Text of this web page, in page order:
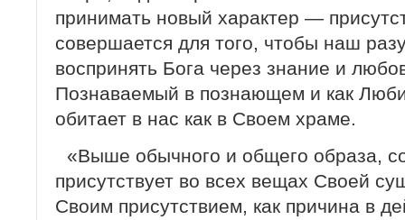
принимать новый характер —
совершается для того, чтобы наш
воспринять Бога через знание и
Познаваемый в познающем и как
обитает в нас как в Своем храме.
«Выше обычного и общего образа,
присутствует во всех вещах Своей
Своим присутствием, как причина в